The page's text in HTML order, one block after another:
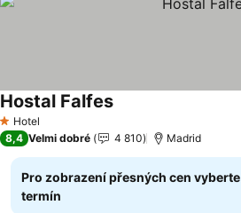
1 Počet hvězdiček
Hotel
Hostal Falfes
8,4 Velmi dobré 4 810 Madrid
Pro zobrazení přesných cen vyberte
termín